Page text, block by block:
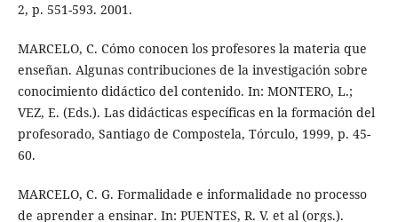
2, p. 551-593. 2001.
MARCELO, C. Cómo conocen los profesores la materia que
enseñan. Algunas contribuciones de la investigación sobre
conocimiento didáctico del contenido. In: MONTERO, L.;
VEZ, E. (Eds.). Las didácticas específicas en la formación del
profesorado, Santiago de Compostela, Tórculo, 1999, p. 45-
60.
MARCELO, C. G. Formalidade e informalidade no processo
de aprender a ensinar. In: PUENTES, R. V. et al (orgs.).